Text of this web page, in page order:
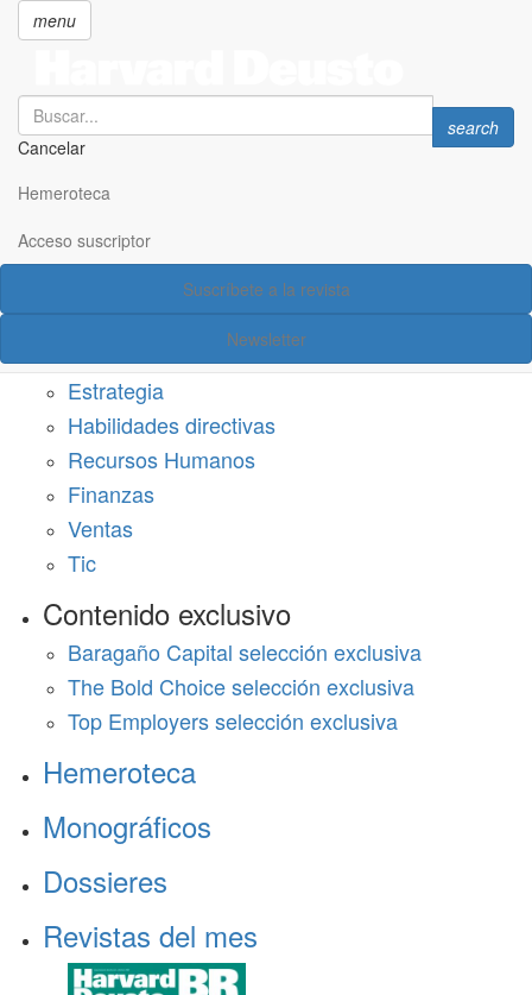
principal
menu
Search
Cancelar
Search
search
Hemeroteca
Acceso suscriptor
Suscríbete a la revista
Newsletter
Acceso suscriptor
Estrategia
Habilidades directivas
Recursos Humanos
Finanzas
Ventas
Tic
Contenido exclusivo
Baragaño Capital selección exclusiva
The Bold Choice selección exclusiva
Top Employers selección exclusiva
Hemeroteca
Monográficos
Dossieres
Revistas del mes